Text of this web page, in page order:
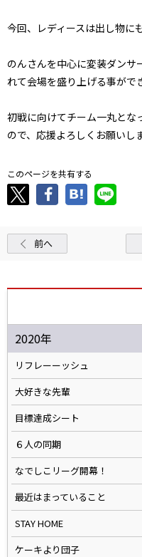
今回、レディースは出し物
のんさんを中心に変装ダンサ
れて会場を盛り上げる事がで
初戦に向けてチーム一丸とな
ので、応援よろしくお願いし
このページを共有する
前へ
2020年
リフレーーッシュ
大好きな先輩
目標達成シート
６人の同期
なでしこリーグ開幕！
最近はまっていること
STAY HOME
ケーキより団子